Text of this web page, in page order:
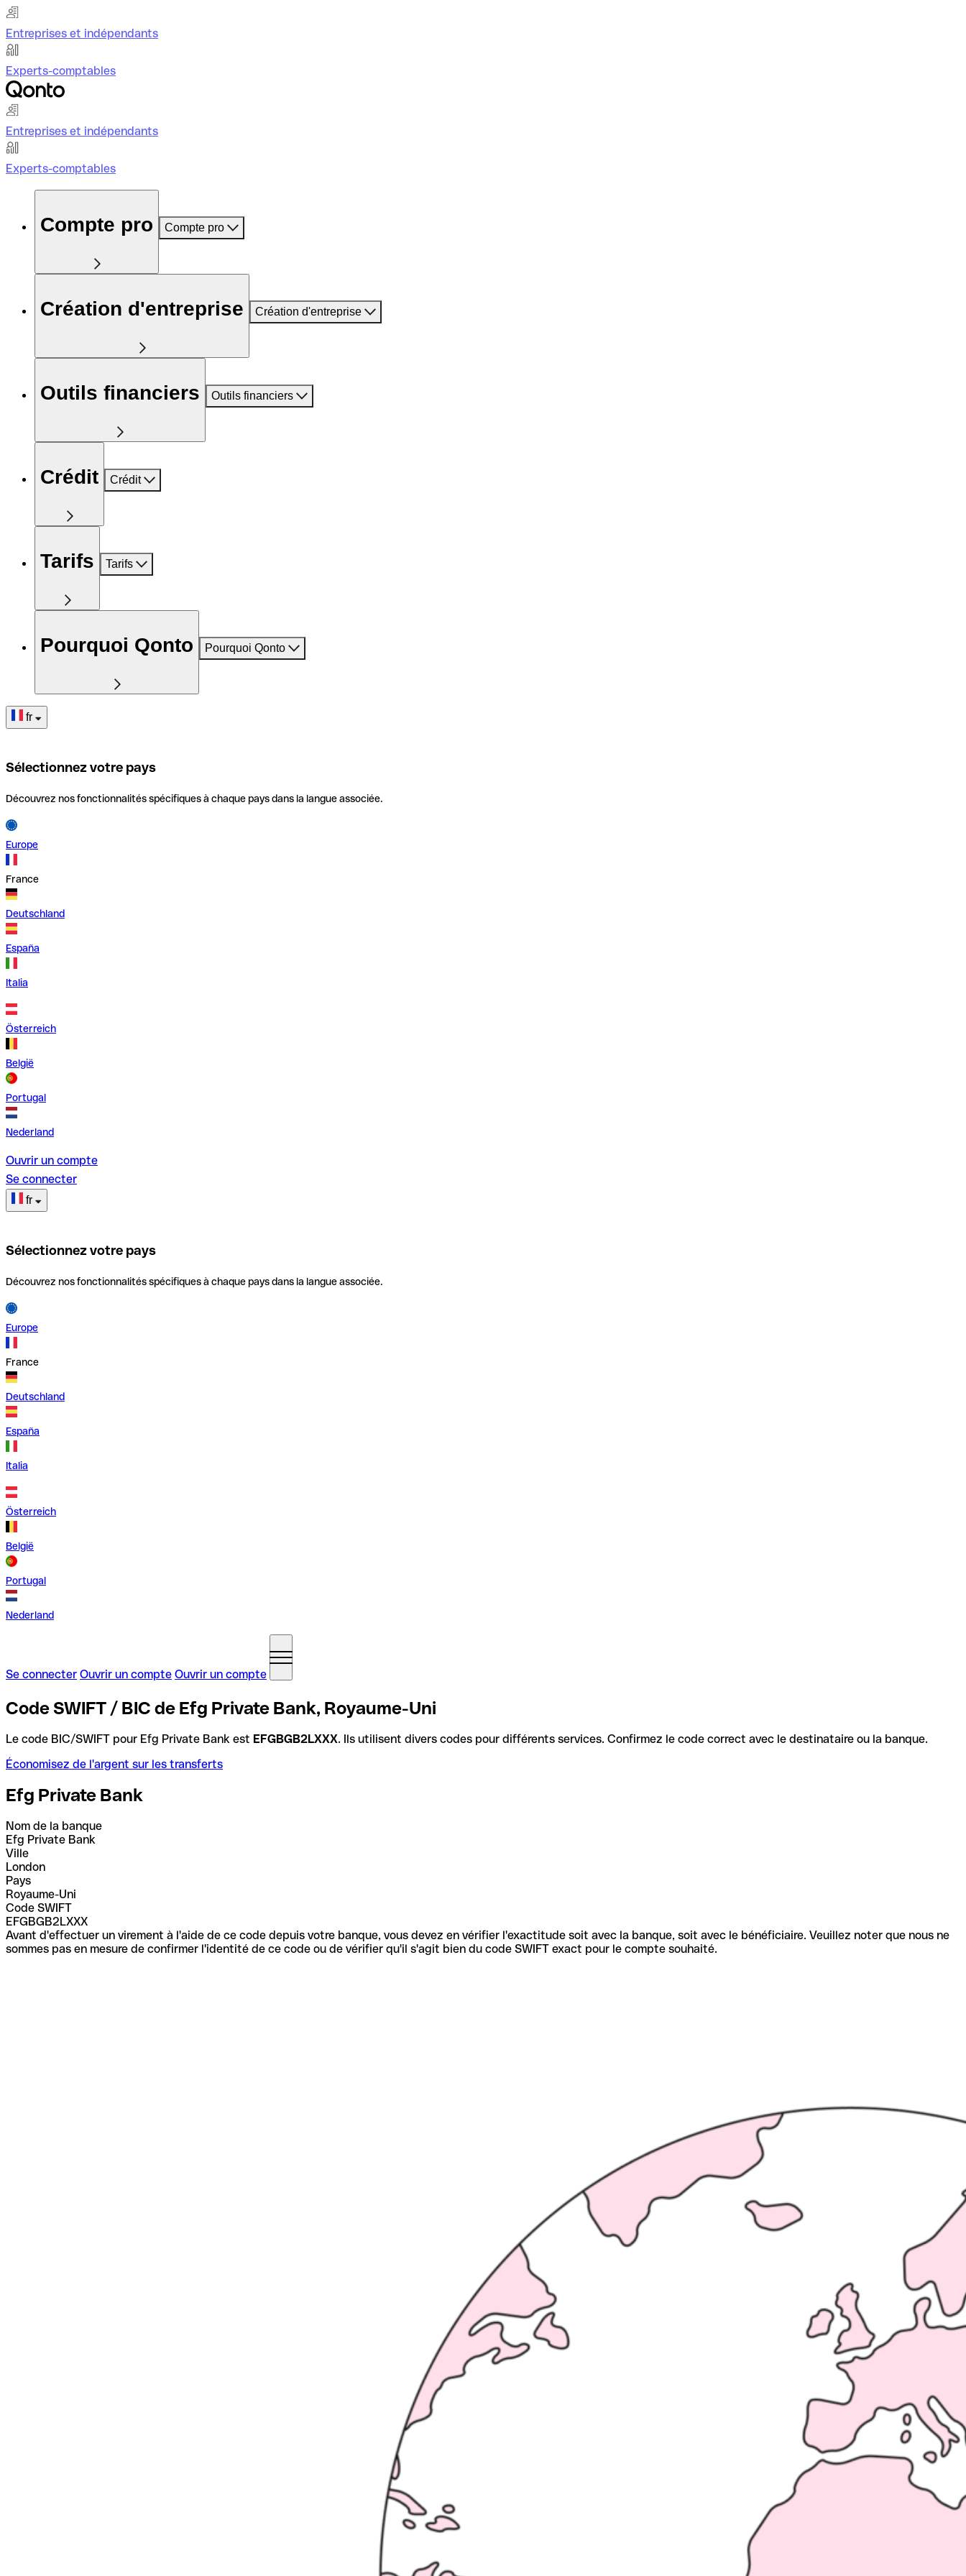
Entreprises et indépendants
Experts-comptables
Entreprises et indépendants
Experts-comptables
Compte pro Compte pro
Création d'entreprise Création d'entreprise
Outils financiers Outils financiers
Crédit Crédit
Tarifs Tarifs
Pourquoi Qonto Pourquoi Qonto
fr
Sélectionnez votre pays
Découvrez nos fonctionnalités spécifiques à chaque pays dans la langue associée.
Europe
France
Deutschland
España
Italia
Österreich
België
Portugal
Nederland
Ouvrir un compte
Se connecter
fr
Sélectionnez votre pays
Découvrez nos fonctionnalités spécifiques à chaque pays dans la langue associée.
Europe
France
Deutschland
España
Italia
Österreich
België
Portugal
Nederland
Se connecter Ouvrir un compte Ouvrir un compte
Code SWIFT / BIC de Efg Private Bank, Royaume-Uni
Le code BIC/SWIFT pour Efg Private Bank est EFGBGB2LXXX. Ils utilisent divers codes pour différents services. Confirmez le code correct avec le destinataire ou la banque.
Économisez de l'argent sur les transferts
Efg Private Bank
Nom de la banque
Efg Private Bank
Ville
London
Pays
Royaume-Uni
Code SWIFT
EFGBGB2LXXX
Avant d'effectuer un virement à l'aide de ce code depuis votre banque, vous devez en vérifier l'exactitude soit avec la banque, soit avec le bénéficiaire. Veuillez noter que nous ne
sommes pas en mesure de confirmer l'identité de ce code ou de vérifier qu'il s'agit bien du code SWIFT exact pour le compte souhaité.